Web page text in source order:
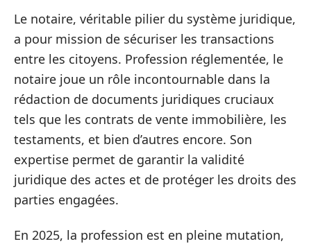
Le notaire, véritable pilier du système juridique,
a pour mission de sécuriser les transactions
entre les citoyens. Profession réglementée, le
notaire joue un rôle incontournable dans la
rédaction de documents juridiques cruciaux
tels que les contrats de vente immobilière, les
testaments, et bien d’autres encore. Son
expertise permet de garantir la validité
juridique des actes et de protéger les droits des
parties engagées.
En 2025, la profession est en pleine mutation,